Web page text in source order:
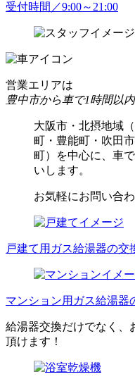
受付時間／9:00～21:00
営業エリアは
豊中市から車で1時間以内
大阪市・北摂地域
町・豊能町・吹田
町）を中心に、車
いします。
お気軽にお問い合
戸建て用ガス給湯器の交
マンション用ガス給湯器
給湯器交換だけでなく、
頂けます！